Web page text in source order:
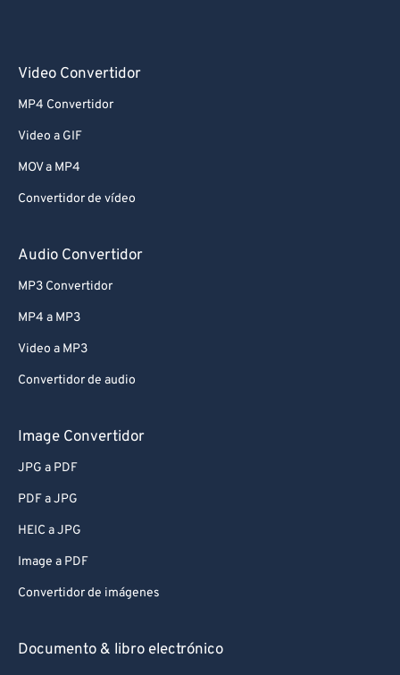
Video Convertidor
MP4 Convertidor
Video a GIF
MOV a MP4
Convertidor de vídeo
Audio Convertidor
MP3 Convertidor
MP4 a MP3
Video a MP3
Convertidor de audio
Image Convertidor
JPG a PDF
PDF a JPG
HEIC a JPG
Image a PDF
Convertidor de imágenes
Documento & libro electrónico